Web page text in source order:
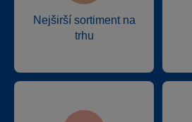
Nejširší sortiment na
trhu